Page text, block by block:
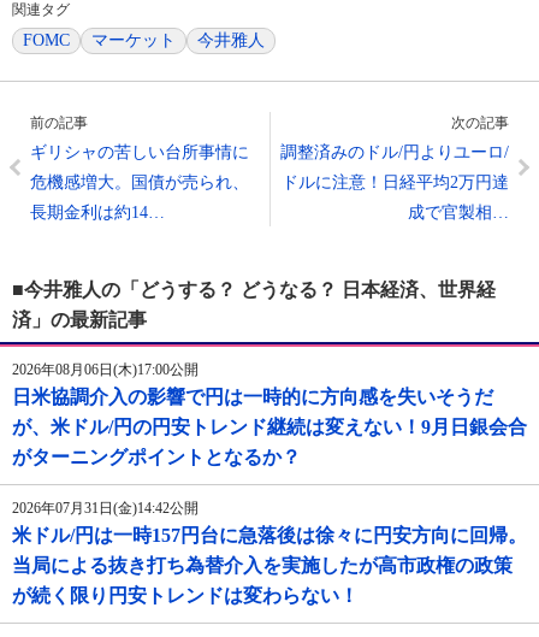
関連タグ
FOMC マーケット 今井雅人
前の記事
ギリシャの苦しい台所事情に
危機感増大。国債が売られ、
長期金利は約14…
次の記事
調整済みのドル/円よりユーロ/
ドルに注意！日経平均2万円達
成で官製相…
■今井雅人の「どうする？ どうなる？ 日本経済、世界経
済」の最新記事
2026年08月06日(木)17:00公開
日米協調介入の影響で円は一時的に方向感を失いそうだ
が、米ドル/円の円安トレンド継続は変えない！9月日銀会合
がターニングポイントとなるか？
2026年07月31日(金)14:42公開
米ドル/円は一時157円台に急落後は徐々に円安方向に回帰。
当局による抜き打ち為替介入を実施したが高市政権の政策
が続く限り円安トレンドは変わらない！